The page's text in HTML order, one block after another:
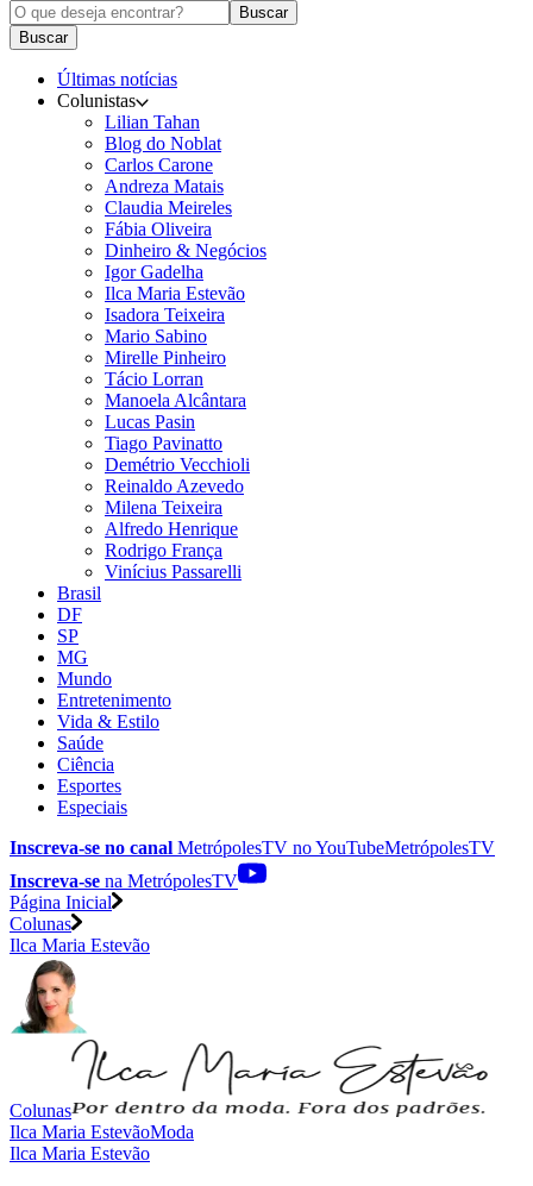
Buscar
Buscar
Últimas notícias
Colunistas
Lilian Tahan
Blog do Noblat
Carlos Carone
Andreza Matais
Claudia Meireles
Fábia Oliveira
Dinheiro & Negócios
Igor Gadelha
Ilca Maria Estevão
Isadora Teixeira
Mario Sabino
Mirelle Pinheiro
Tácio Lorran
Manoela Alcântara
Lucas Pasin
Tiago Pavinatto
Demétrio Vecchioli
Reinaldo Azevedo
Milena Teixeira
Alfredo Henrique
Rodrigo França
Vinícius Passarelli
Brasil
DF
SP
MG
Mundo
Entretenimento
Vida & Estilo
Saúde
Ciência
Esportes
Especiais
Inscreva-se no canal MetrópolesTV noYouTubeMetrópolesTV
Inscreva-se na MetrópolesTV
Página Inicial
Colunas
Ilca Maria Estevão
Colunas
Ilca Maria EstevãoModa
Ilca Maria Estevão